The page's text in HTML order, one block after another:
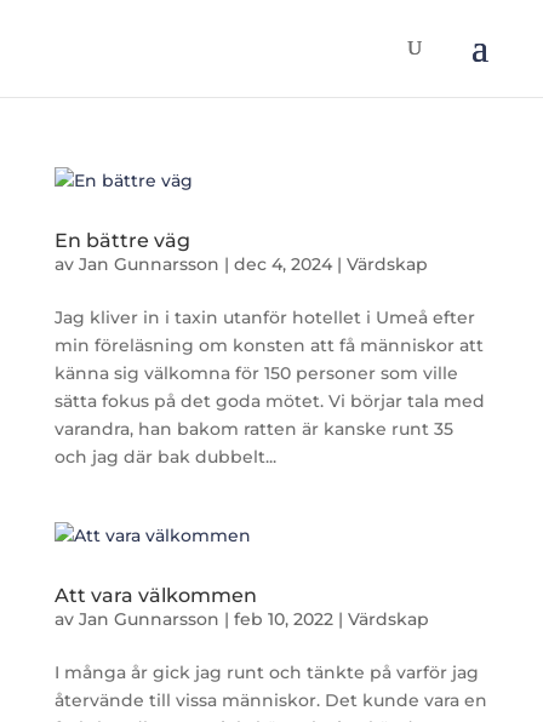
En bättre väg
av Jan Gunnarsson | dec 4, 2024| Värdskap
Jag kliver in i taxin utanför hotellet i Umeå efter
min föreläsning om konsten att få människor att
känna sig välkomna för 150 personer som ville
sätta fokus på det goda mötet. Vi börjar tala med
varandra, han bakom ratten är kanske runt 35
och jag där bak dubbelt...
Att vara välkommen
av Jan Gunnarsson | feb 10, 2022| Värdskap
I många år gick jag runt och tänkte på varför jag
återvände till vissa människor. Det kunde vara en